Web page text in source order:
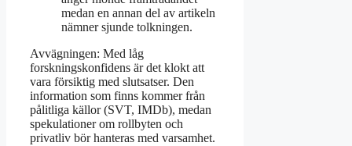
medan en annan del av artikeln
nämner sjunde tolkningen.
Avvägningen: Med låg
forskningskonfidens är det klokt att
vara försiktig med slutsatser. Den
information som finns kommer från
pålitliga källor (SVT, IMDb), medan
spekulationer om rollbyten och
privatliv bör hanteras med varsamhet.